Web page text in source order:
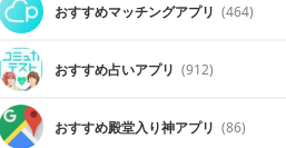
おすすめマッチングアプリ (464)
おすすめ占いアプリ (912)
おすすめ殿堂入り神アプリ (86)